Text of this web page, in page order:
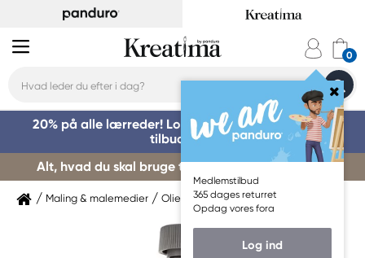
Medlemstilbud
365 dages returret
Opdag vores fora
Log ind
20% på alle lærreder! Log på for at benytte dig af
tilbuddet »
Alt, hvad du skal bruge til kursusstart – køb her »
Maling & malemedier Oliemaling Rembrandt